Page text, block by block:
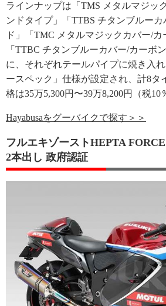
ラインナップは「TMS メタルマジッ
ンドタイプ」「TTBS チタンブルー
ド」「TMC メタルマジックカバー/カ
「TTBC チタンブルーカバー/カーボ
に、それぞれテールパイプに焼き入
ースペック」仕様が設定され、計8タ
格は35万5,300円〜39万8,200円（税10
Hayabusaをグーバイクで探す＞＞
フルエキゾーストHEPTA
2本出し 政府認証